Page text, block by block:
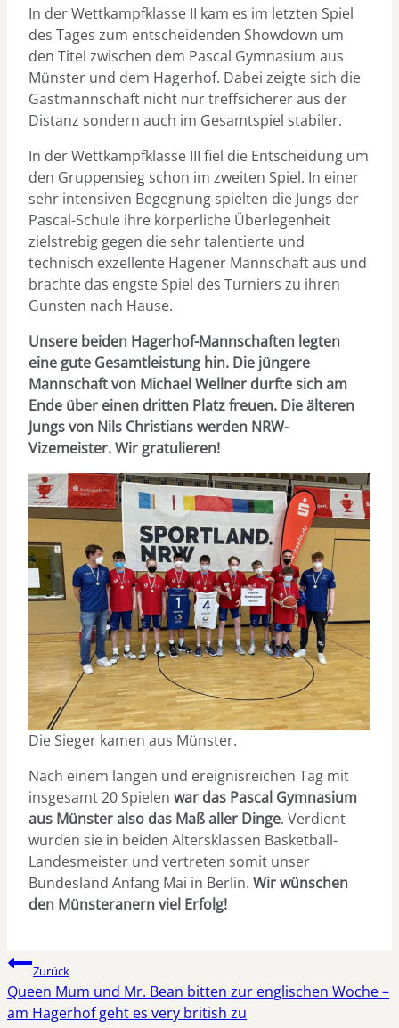
In der Wettkampfklasse II kam es im letzten Spiel
des Tages zum entscheidenden Showdown um
den Titel zwischen dem Pascal Gymnasium aus
Münster und dem Hagerhof. Dabei zeigte sich die
Gastmannschaft nicht nur treffsicherer aus der
Distanz sondern auch im Gesamtspiel stabiler.
In der Wettkampfklasse III fiel die Entscheidung um
den Gruppensieg schon im zweiten Spiel. In einer
sehr intensiven Begegnung spielten die Jungs der
Pascal-Schule ihre körperliche Überlegenheit
zielstrebig gegen die sehr talentierte und
technisch exzellente Hagener Mannschaft aus und
brachte das engste Spiel des Turniers zu ihren
Gunsten nach Hause.
Unsere beiden Hagerhof-Mannschaften legten
eine gute Gesamtleistung hin. Die jüngere
Mannschaft von Michael Wellner durfte sich am
Ende über einen dritten Platz freuen. Die älteren
Jungs von Nils Christians werden NRW-
Vizemeister. Wir gratulieren!
Die Sieger kamen aus Münster.
Nach einem langen und ereignisreichen Tag mit
insgesamt 20 Spielen war das Pascal Gymnasium
aus Münster also das Maß aller Dinge. Verdient
wurden sie in beiden Altersklassen Basketball-
Landesmeister und vertreten somit unser
Bundesland Anfang Mai in Berlin. Wir wünschen
den Münsteranern viel Erfolg!
Beitragsnavigation
Zurück
Queen Mum und Mr. Bean bitten zur englischen Woche –
am Hagerhof geht es very british zu